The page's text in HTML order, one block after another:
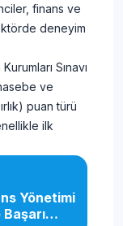
finans ve
deneyim
Sınavı
ve
puan türü
ilk
Yönetimi